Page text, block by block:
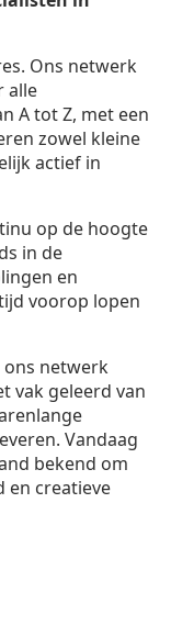
Ons netwerk
alle
A tot Z, met een
zowel kleine
actief in
op de hoogte
in de
en
voorop lopen
ons netwerk
vak geleerd van
Vandaag
bekend om
en creatieve